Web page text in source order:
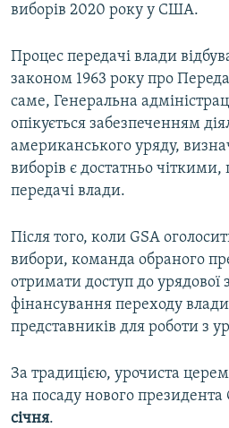
виборів 2020 року у США.
Процес передачі влади
законом 1963 року про
саме, Генеральна
опікується забезпеченням
американського уряду,
виборів є достатньо
передачі влади.
Після того, коли GSA
вибори, команда обраного
отримати доступ до урядової
фінансування переходу влади
представників для роботи з
За традицією, урочиста
на посаду нового президента
січня.